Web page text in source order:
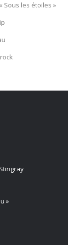
Sous les étoiles »
»